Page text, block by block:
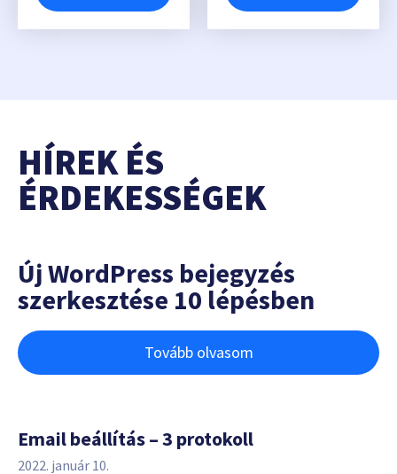
HÍREK ÉS
ÉRDEKESSÉGEK
Új WordPress bejegyzés
szerkesztése 10 lépésben
Tovább olvasom
Email beállítás – 3 protokoll
2022. január 10.